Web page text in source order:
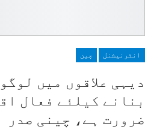
انٹرنیشنل چین
دیہی علاقوں میں
بنانے کیلئے فعال
ضرورت ہے، چینی صدر